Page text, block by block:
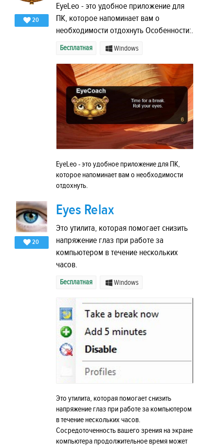
20
EyeLeo - это удобное приложение для
ПК, которое напоминает вам о
необходимости отдохнуть Особенности:.
Бесплатная Windows
EyeLeo - это удобное приложение для ПК,
которое напоминает вам о необходимости
отдохнуть.
20
Eyes Relax
Это утилита, которая помогает снизить
напряжение глаз при работе за
компьютером в течение нескольких
часов.
Бесплатная Windows
Это утилита, которая помогает снизить
напряжение глаз при работе за компьютером
в течение нескольких часов.
Сосредоточенность вашего зрения на экране
компьютера продолжительное время может